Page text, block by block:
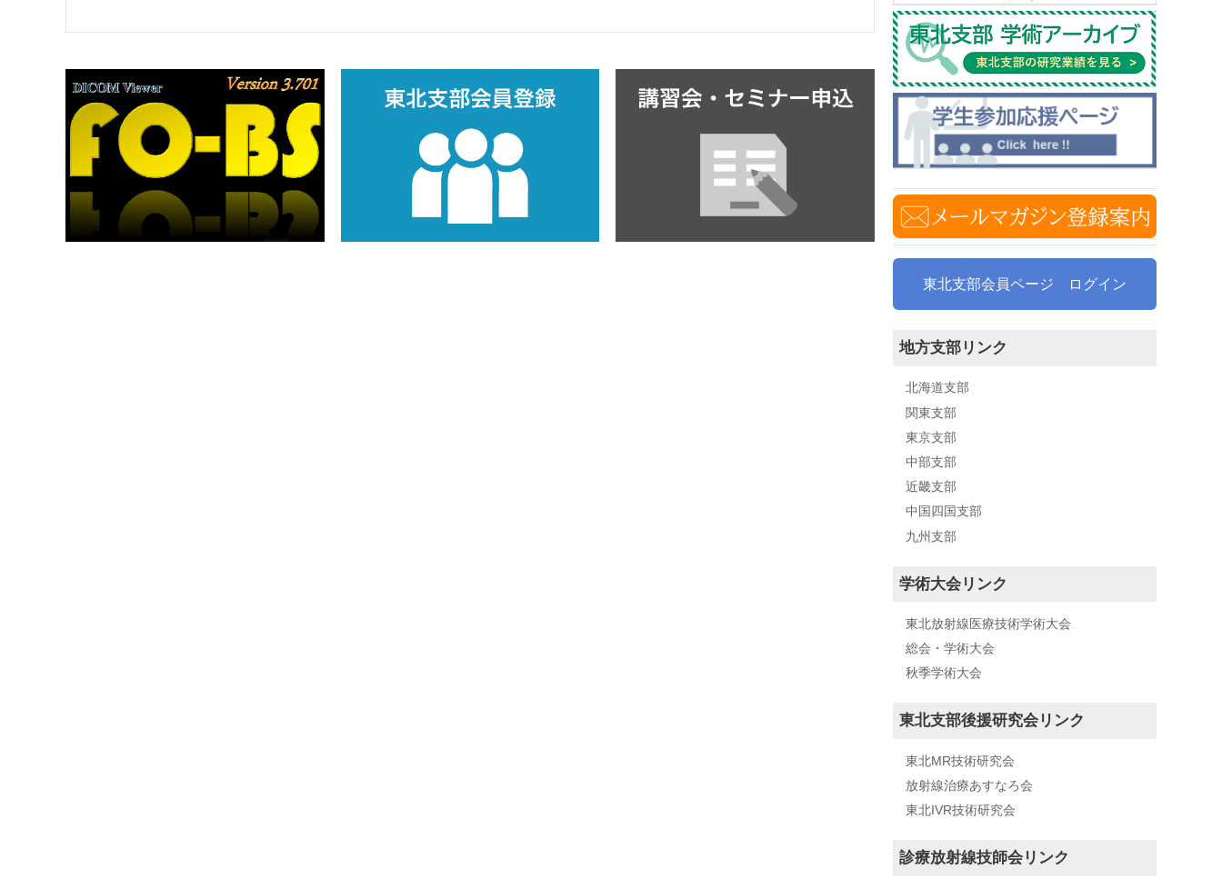
東北支部会員ページ ログイン
地方支部リンク
北海道支部
関東支部
東京支部
中部支部
近畿支部
中国四国支部
九州支部
学術大会リンク
東北放射線医療技術学術大会
総会・学術大会
秋季学術大会
東北支部後援研究会リンク
東北MR技術研究会
放射線治療あすなろ会
東北IVR技術研究会
診療放射線技師会リンク